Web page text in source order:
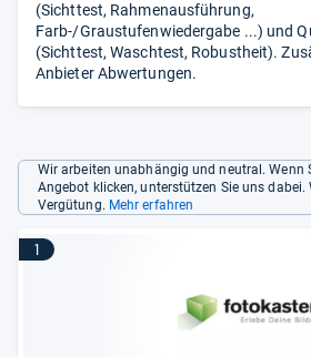
(Sichttest, Rahmenausführung,
Farb-/Graustufenwiedergabe ...) und
(Sichttest, Waschtest, Robustheit).
Anbieter Abwertungen.
Wir arbeiten unabhängig und neutral. Wenn
Angebot klicken, unterstützen Sie uns
Vergütung. Mehr erfahren
1